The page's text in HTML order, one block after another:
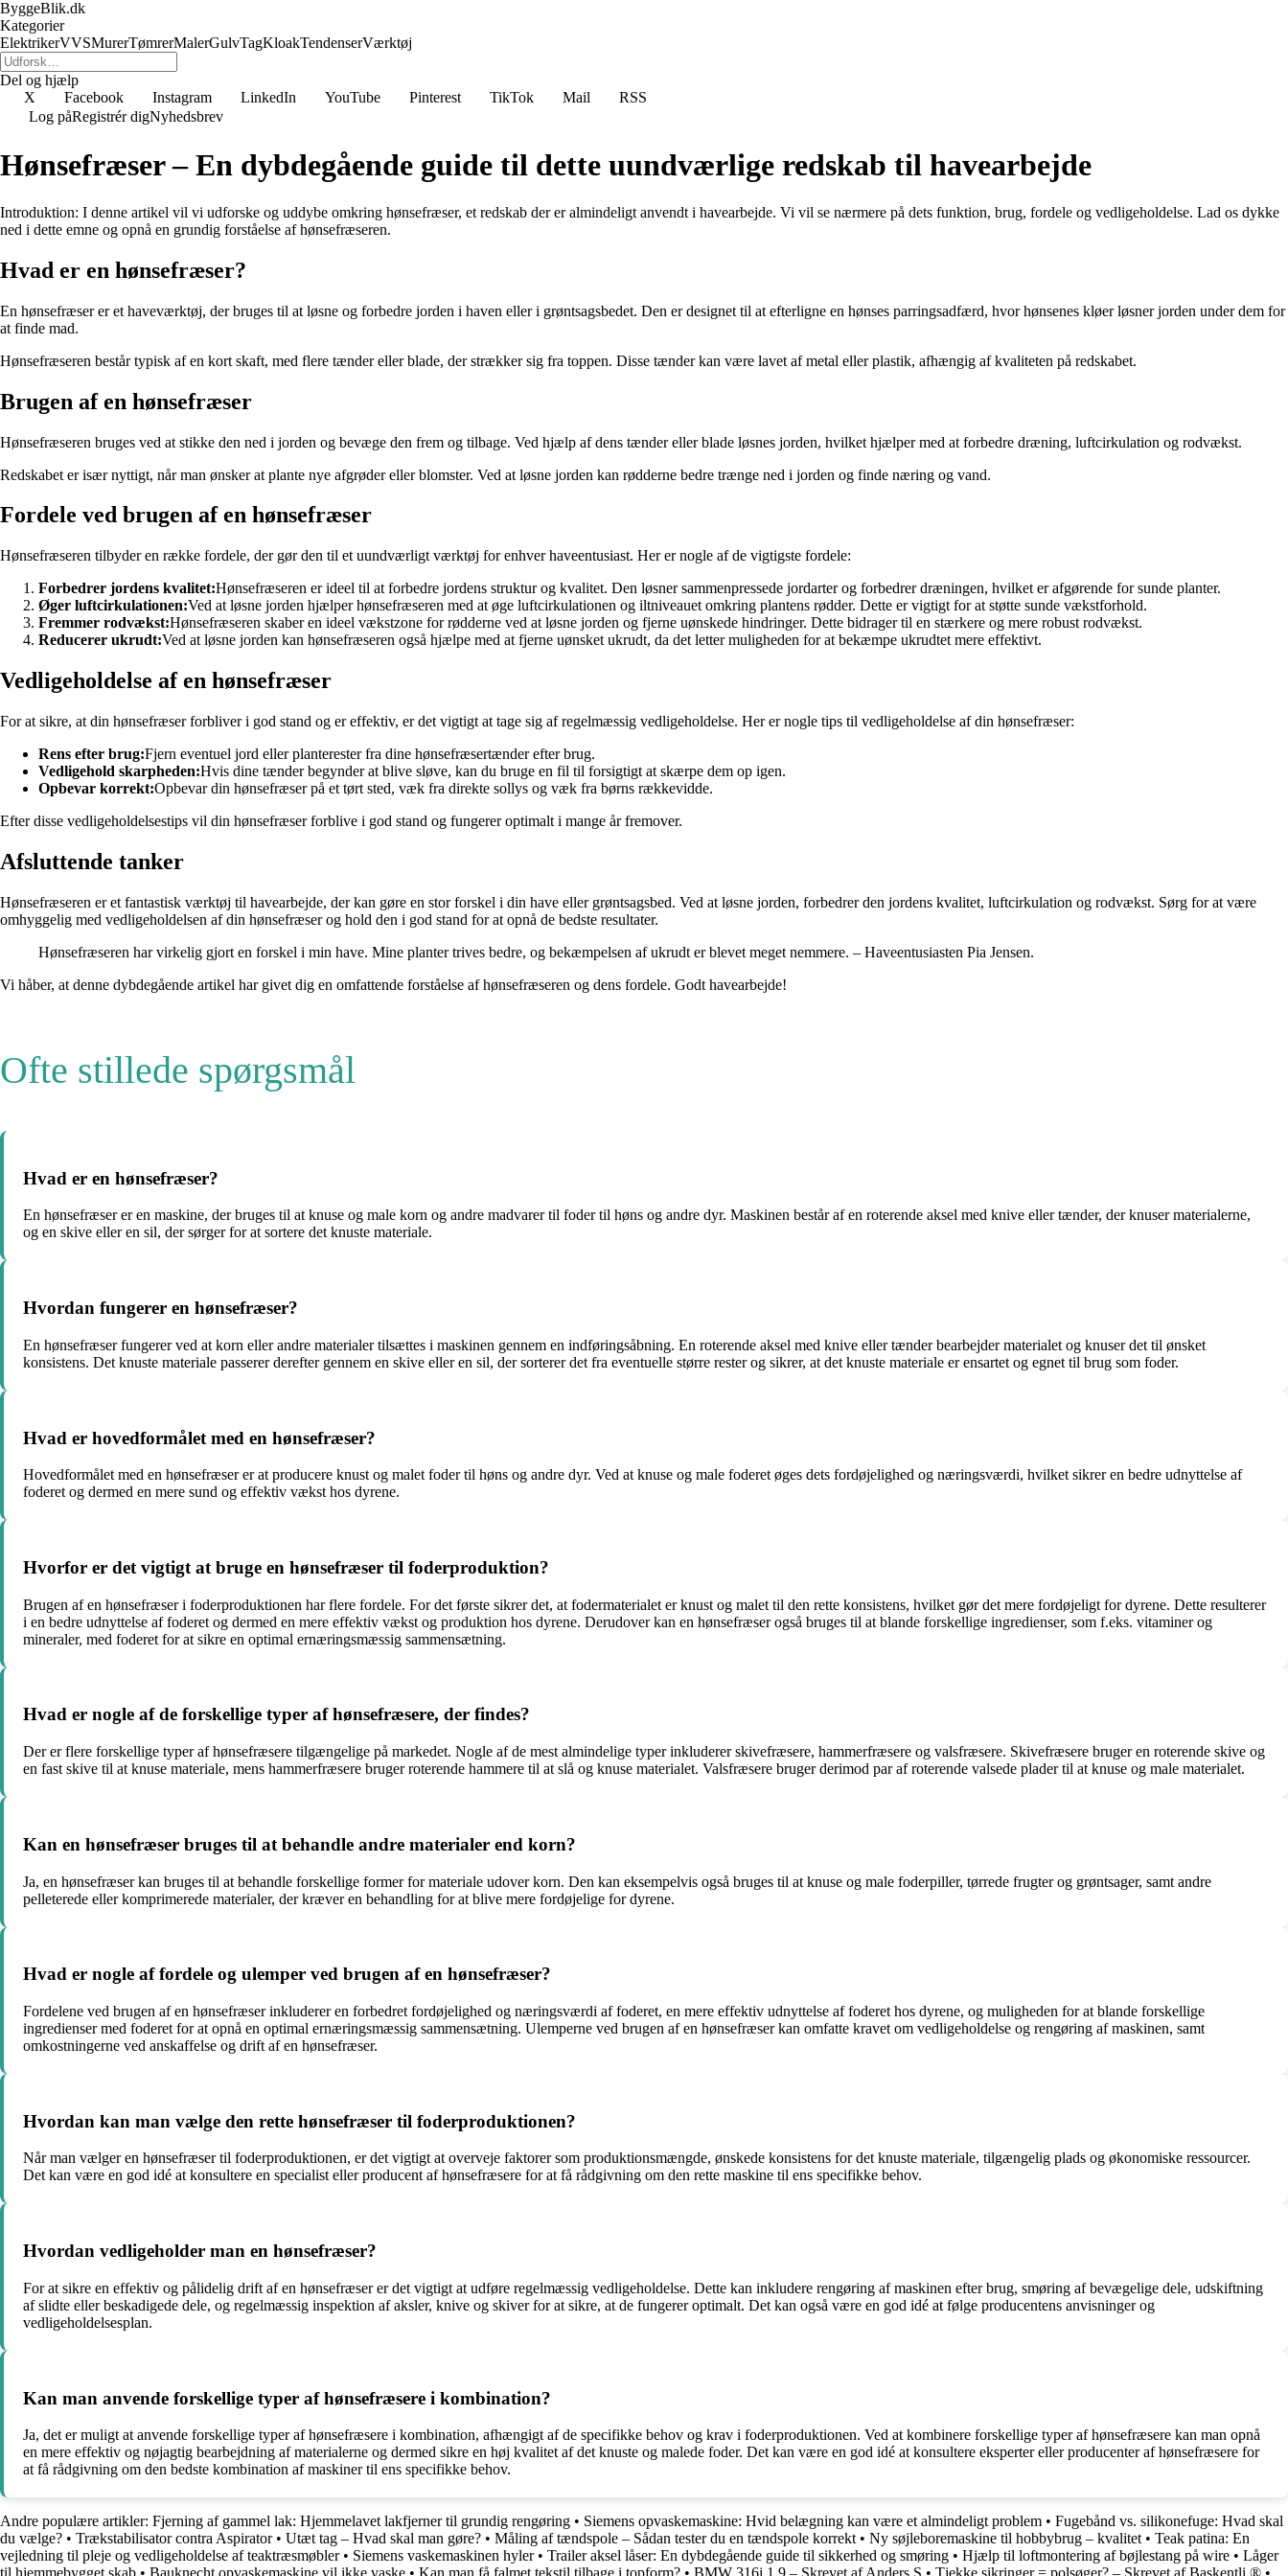
ByggeBlik.dk
Kategorier
ElektrikerVVSMurerTømrerMalerGulvTagKloakTendenserVærktøj
Del og hjælp
X
Facebook Instagram LinkedIn YouTube Pinterest TikTok Mail
RSS
Log påRegistrér digNyhedsbrev
Hønsefræser – En dybdegående guide til dette uundværlige redskab til havearbejde
Introduktion: I denne artikel vil vi udforske og uddybe omkring hønsefræser, et redskab der er almindeligt anvendt i havearbejde. Vi vil se nærmere på dets funktion, brug, fordele og vedligeholdelse. Lad os dykke
ned i dette emne og opnå en grundig forståelse af hønsefræseren.
Hvad er en hønsefræser?
En hønsefræser er et haveværktøj, der bruges til at løsne og forbedre jorden i haven eller i grøntsagsbedet. Den er designet til at efterligne en hønses parringsadfærd, hvor hønsenes kløer løsner jorden under dem for
at finde mad.
Hønsefræseren består typisk af en kort skaft, med flere tænder eller blade, der strækker sig fra toppen. Disse tænder kan være lavet af metal eller plastik, afhængig af kvaliteten på redskabet.
Brugen af en hønsefræser
Hønsefræseren bruges ved at stikke den ned i jorden og bevæge den frem og tilbage. Ved hjælp af dens tænder eller blade løsnes jorden, hvilket hjælper med at forbedre dræning, luftcirkulation og rodvækst.
Redskabet er især nyttigt, når man ønsker at plante nye afgrøder eller blomster. Ved at løsne jorden kan rødderne bedre trænge ned i jorden og finde næring og vand.
Fordele ved brugen af en hønsefræser
Hønsefræseren tilbyder en række fordele, der gør den til et uundværligt værktøj for enhver haveentusiast. Her er nogle af de vigtigste fordele:
Forbedrer jordens kvalitet:Hønsefræseren er ideel til at forbedre jordens struktur og kvalitet. Den løsner sammenpressede jordarter og forbedrer dræningen, hvilket er afgørende for sunde planter.
Øger luftcirkulationen:Ved at løsne jorden hjælper hønsefræseren med at øge luftcirkulationen og iltniveauet omkring plantens rødder. Dette er vigtigt for at støtte sunde vækstforhold.
Fremmer rodvækst:Hønsefræseren skaber en ideel vækstzone for rødderne ved at løsne jorden og fjerne uønskede hindringer. Dette bidrager til en stærkere og mere robust rodvækst.
Reducerer ukrudt:Ved at løsne jorden kan hønsefræseren også hjælpe med at fjerne uønsket ukrudt, da det letter muligheden for at bekæmpe ukrudtet mere effektivt.
Vedligeholdelse af en hønsefræser
For at sikre, at din hønsefræser forbliver i god stand og er effektiv, er det vigtigt at tage sig af regelmæssig vedligeholdelse. Her er nogle tips til vedligeholdelse af din hønsefræser:
Rens efter brug:Fjern eventuel jord eller planterester fra dine hønsefræsertænder efter brug.
Vedligehold skarpheden:Hvis dine tænder begynder at blive sløve, kan du bruge en fil til forsigtigt at skærpe dem op igen.
Opbevar korrekt:Opbevar din hønsefræser på et tørt sted, væk fra direkte sollys og væk fra børns rækkevidde.
Efter disse vedligeholdelsestips vil din hønsefræser forblive i god stand og fungerer optimalt i mange år fremover.
Afsluttende tanker
Hønsefræseren er et fantastisk værktøj til havearbejde, der kan gøre en stor forskel i din have eller grøntsagsbed. Ved at løsne jorden, forbedrer den jordens kvalitet, luftcirkulation og rodvækst. Sørg for at være
omhyggelig med vedligeholdelsen af din hønsefræser og hold den i god stand for at opnå de bedste resultater.
Hønsefræseren har virkelig gjort en forskel i min have. Mine planter trives bedre, og bekæmpelsen af ukrudt er blevet meget nemmere. – Haveentusiasten Pia Jensen.
Vi håber, at denne dybdegående artikel har givet dig en omfattende forståelse af hønsefræseren og dens fordele. Godt havearbejde!
Ofte stillede spørgsmål
Hvad er en hønsefræser?
En hønsefræser er en maskine, der bruges til at knuse og male korn og andre madvarer til foder til høns og andre dyr. Maskinen består af en roterende aksel med knive eller tænder, der knuser materialerne,
og en skive eller en sil, der sørger for at sortere det knuste materiale.
Hvordan fungerer en hønsefræser?
En hønsefræser fungerer ved at korn eller andre materialer tilsættes i maskinen gennem en indføringsåbning. En roterende aksel med knive eller tænder bearbejder materialet og knuser det til ønsket
konsistens. Det knuste materiale passerer derefter gennem en skive eller en sil, der sorterer det fra eventuelle større rester og sikrer, at det knuste materiale er ensartet og egnet til brug som foder.
Hvad er hovedformålet med en hønsefræser?
Hovedformålet med en hønsefræser er at producere knust og malet foder til høns og andre dyr. Ved at knuse og male foderet øges dets fordøjelighed og næringsværdi, hvilket sikrer en bedre udnyttelse af
foderet og dermed en mere sund og effektiv vækst hos dyrene.
Hvorfor er det vigtigt at bruge en hønsefræser til foderproduktion?
Brugen af en hønsefræser i foderproduktionen har flere fordele. For det første sikrer det, at fodermaterialet er knust og malet til den rette konsistens, hvilket gør det mere fordøjeligt for dyrene. Dette resulterer
i en bedre udnyttelse af foderet og dermed en mere effektiv vækst og produktion hos dyrene. Derudover kan en hønsefræser også bruges til at blande forskellige ingredienser, som f.eks. vitaminer og
mineraler, med foderet for at sikre en optimal ernæringsmæssig sammensætning.
Hvad er nogle af de forskellige typer af hønsefræsere, der findes?
Der er flere forskellige typer af hønsefræsere tilgængelige på markedet. Nogle af de mest almindelige typer inkluderer skivefræsere, hammerfræsere og valsfræsere. Skivefræsere bruger en roterende skive og
en fast skive til at knuse materiale, mens hammerfræsere bruger roterende hammere til at slå og knuse materialet. Valsfræsere bruger derimod par af roterende valsede plader til at knuse og male materialet.
Kan en hønsefræser bruges til at behandle andre materialer end korn?
Ja, en hønsefræser kan bruges til at behandle forskellige former for materiale udover korn. Den kan eksempelvis også bruges til at knuse og male foderpiller, tørrede frugter og grøntsager, samt andre
pelleterede eller komprimerede materialer, der kræver en behandling for at blive mere fordøjelige for dyrene.
Hvad er nogle af fordele og ulemper ved brugen af en hønsefræser?
Fordelene ved brugen af en hønsefræser inkluderer en forbedret fordøjelighed og næringsværdi af foderet, en mere effektiv udnyttelse af foderet hos dyrene, og muligheden for at blande forskellige
ingredienser med foderet for at opnå en optimal ernæringsmæssig sammensætning. Ulemperne ved brugen af en hønsefræser kan omfatte kravet om vedligeholdelse og rengøring af maskinen, samt
omkostningerne ved anskaffelse og drift af en hønsefræser.
Hvordan kan man vælge den rette hønsefræser til foderproduktionen?
Når man vælger en hønsefræser til foderproduktionen, er det vigtigt at overveje faktorer som produktionsmængde, ønskede konsistens for det knuste materiale, tilgængelig plads og økonomiske ressourcer.
Det kan være en god idé at konsultere en specialist eller producent af hønsefræsere for at få rådgivning om den rette maskine til ens specifikke behov.
Hvordan vedligeholder man en hønsefræser?
For at sikre en effektiv og pålidelig drift af en hønsefræser er det vigtigt at udføre regelmæssig vedligeholdelse. Dette kan inkludere rengøring af maskinen efter brug, smøring af bevægelige dele, udskiftning
af slidte eller beskadigede dele, og regelmæssig inspektion af aksler, knive og skiver for at sikre, at de fungerer optimalt. Det kan også være en god idé at følge producentens anvisninger og
vedligeholdelsesplan.
Kan man anvende forskellige typer af hønsefræsere i kombination?
Ja, det er muligt at anvende forskellige typer af hønsefræsere i kombination, afhængigt af de specifikke behov og krav i foderproduktionen. Ved at kombinere forskellige typer af hønsefræsere kan man opnå
en mere effektiv og nøjagtig bearbejdning af materialerne og dermed sikre en høj kvalitet af det knuste og malede foder. Det kan være en god idé at konsultere eksperter eller producenter af hønsefræsere for
at få rådgivning om den bedste kombination af maskiner til ens specifikke behov.
Andre populære artikler: Fjerning af gammel lak: Hjemmelavet lakfjerner til grundig rengøring • Siemens opvaskemaskine: Hvid belægning kan være et almindeligt problem • Fugebånd vs. silikonefuge: Hvad skal
du vælge? • Trækstabilisator contra Aspirator• Utæt tag – Hvad skal man gøre? • Måling af tændspole – Sådan tester du en tændspole korrekt • Ny søjleboremaskine til hobbybrug – kvalitet • Teak patina: En
vejledning til pleje og vedligeholdelse af teaktræsmøbler• Siemens vaskemaskinen hyler• Trailer aksel låser: En dybdegående guide til sikkerhed og smøring • Hjælp til loftmontering af bøjlestang på wire • Låger